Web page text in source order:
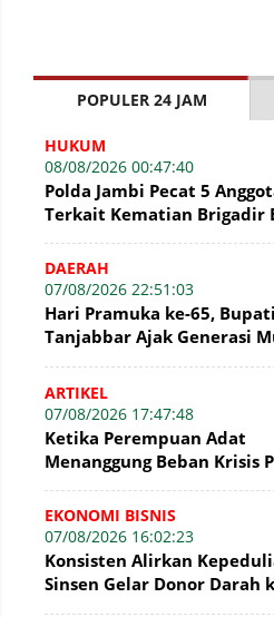
POPULER 24 JAM
HUKUM
08/08/2026 00:47:40
Polda Jambi Pecat 5
Terkait Kematian Brigadir
DAERAH
07/08/2026 22:51:03
Hari Pramuka ke-65, Bupati
Tanjabbar Ajak Generasi
Nyata
ARTIKEL
07/08/2026 17:47:48
Ketika Perempuan Adat
Menanggung Beban Krisis
EKONOMI BISNIS
07/08/2026 16:02:23
Konsisten Alirkan
Sinsen Gelar Donor Darah